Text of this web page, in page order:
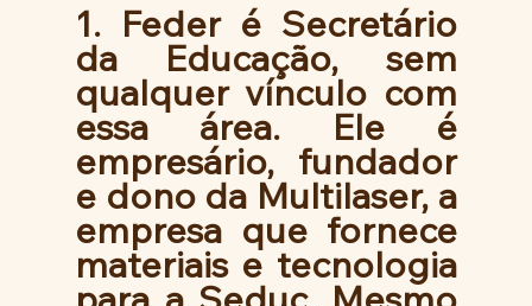
1. Feder é Secretário
da Educação, sem
qualquer vínculo com
essa área. Ele é
empresário, fundador
e dono da Multilaser, a
empresa que fornece
materiais e tecnologia